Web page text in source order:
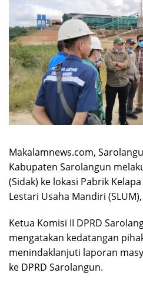
Makalamnews.com,
Kabupaten Sarolangun
(Sidak) ke lokasi Pabrik Kelapa
Lestari Usaha Mandiri
Ketua Komisi II DPRD
mengatakan kedatangan
menindaklanjuti laporan
ke DPRD Sarolangun.